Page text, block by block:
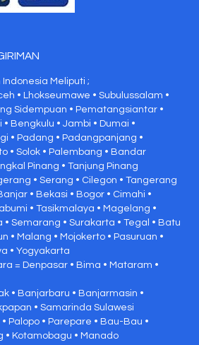
Meliputi ;
• Lhokseumawe • Subulussalam •
Sidempuan • Pematangsiantar •
Bengkulu • Jambi • Dumai •
• Padang • Padangpanjang •
• Solok • Palembang • Bandar
Pinang • Tanjung Pinang
• Serang • Cilegon • Tangerang
• Bekasi • Bogor • Cimahi •
• Tasikmalaya • Magelang •
• Semarang • Surakarta • Tegal • Batu
• Malang • Mojokerto • Pasuruan •
• Yogyakarta
= Denpasar • Bima • Mataram •
• Banjarbaru • Banjarmasin •
• Samarinda Sulawesi
Palopo • Parepare • Bau-Bau •
• Kotamobagu • Manado